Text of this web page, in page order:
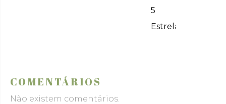
5
Estrelas
COMENTÁRIOS
Não existem comentários.